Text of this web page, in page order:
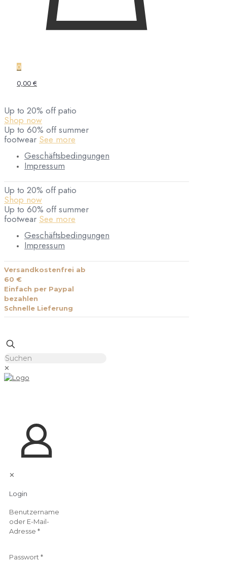
0
0,00 €
Up to 20% off patio
Shop now
Up to 60% off summer
footwear See more
Geschäftsbedingungen
Impressum
Up to 20% off patio
Shop now
Up to 60% off summer
footwear See more
Geschäftsbedingungen
Impressum
Versandkostenfrei ab
60 €
Einfach per Paypal
bezahlen
Schnelle Lieferung
✕
✕
Login
Benutzername
oder E-Mail-
Adresse *
Passwort *